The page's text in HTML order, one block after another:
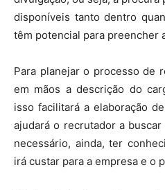
disponíveis tanto dentro
têm potencial para preencher
Para planejar o processo de
em mãos a descrição do
isso facilitará a elaboração
ajudará o recrutador a
necessário, ainda, ter
irá custar para a empresa e o